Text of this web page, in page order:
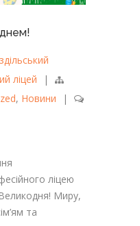
ліцей
|
, Новини
|
ліцею
Миру,
та